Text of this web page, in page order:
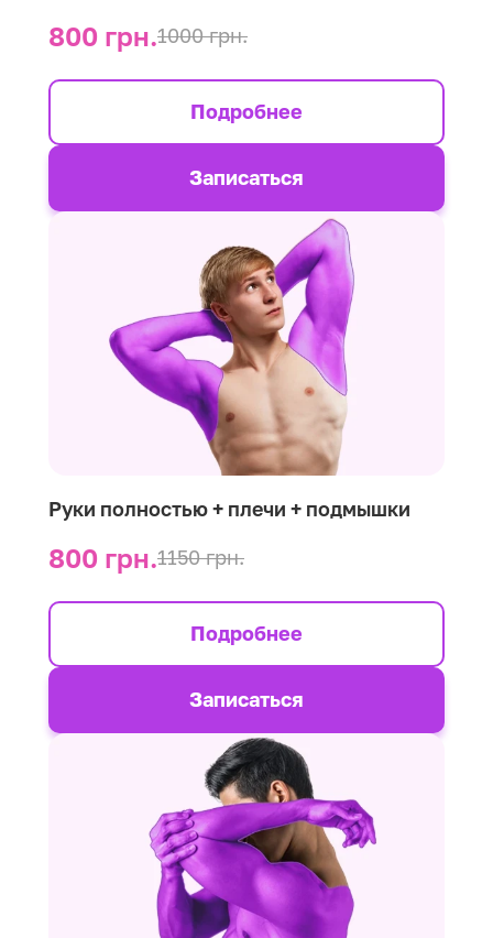
800 грн.1000 грн.
Подробнее
Записаться
Руки полностью + плечи + подмышки
800 грн.1150 грн.
Подробнее
Записаться